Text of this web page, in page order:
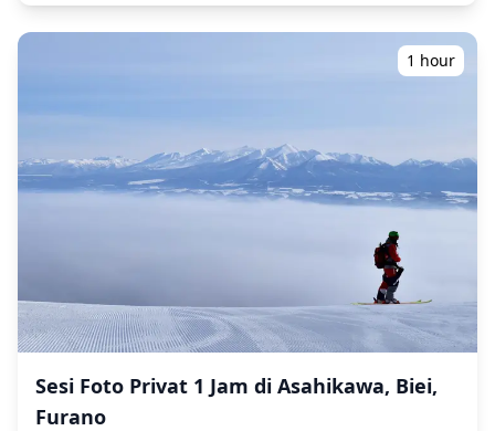
Pemesanan** ・Setelah pemesanan Anda dikonfirmasi,
kami jika Anda mengalami masalah dalam
menggunakan LINE.) ・Jika Anda ingin mengambil foto
di resort, restoran, hotel, atau fasilitas lain yang
mendapatkan izin pemotretan yang diperlukan terlebih
Hokkaido pada 2.290m), Air Terjun Hagoromo setinggi
270m, dan warna tundra alpine musim gugur paling
Asahidake Onsen / Tenninkyo Onsen dan dapat dipesan
dikirimkan dalam waktu seminggu, dan Anda dapat
memilih 10 foto favorit Anda untuk dikirim ulang.
Koreksi dilakukan untuk membangkitkan suasana
dramatis dataran tinggi, dan jika diinginkan,
penyesuaian dapat dilakukan pada suasana hati dan
Anda di Asahidake Onsen / Tenninkyo Onsen melalui
layanan fotografi kami! ◆ Informasi penting: ・Jika Anda
terlambat tiba untuk waktu pertemuan yang
dijadwalkan, durasi pemotretan dan jumlah foto yang
akan turun di lokasi pemotretan 3 hari sebelum tanggal
yang dijadwalkan atau jika tiba-tiba hujan pada hari
1 hour
Sesi Foto Privat 1 Jam di Asahikawa, Biei,
Furano